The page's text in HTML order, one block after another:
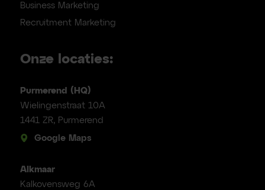
Business Marketing
Recruitment Marketing
Onze locaties:
Purmerend (HQ)
Wielingenstraat 10A
1441 ZR, Purmerend
Google Maps
Alkmaar
Kalkovensweg 6A